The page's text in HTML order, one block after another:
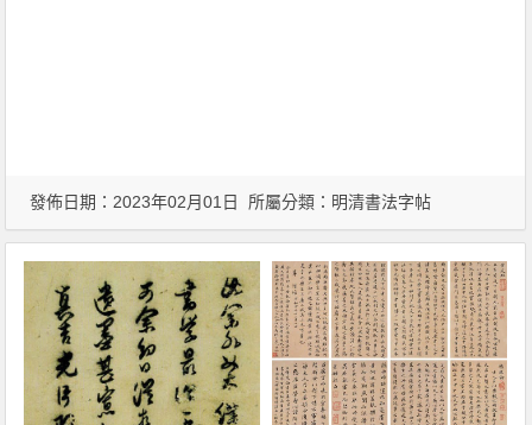
發佈日期：2023年02月01日 所屬分類： 明清書法字帖